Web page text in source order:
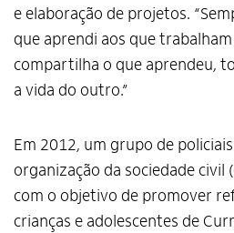
e elaboração de projetos.
que aprendi aos que
compartilha o que aprendeu,
a vida do outro.”
Em 2012, um grupo de
organização da sociedade civil
com o objetivo de promover
crianças e adolescentes de